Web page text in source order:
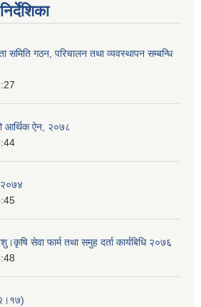
समिति गठन, परिचालन तथा व्यवस्थापन सम्बन्धि
आर्थिक ऐन, २०७८
२०७४
सेवा फार्म तथा समुह दर्ता कार्यबिधि २०७६